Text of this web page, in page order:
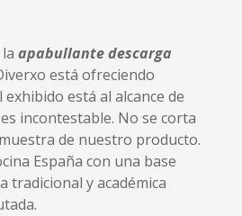
apabullante descarga
está ofreciendo
está al alcance de
incontestable. No se corta
de nuestro producto.
España con una base
tradicional y académica